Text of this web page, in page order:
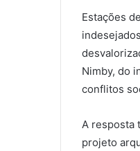
Estações
Nimby, do
conflitos
A resposta
projeto